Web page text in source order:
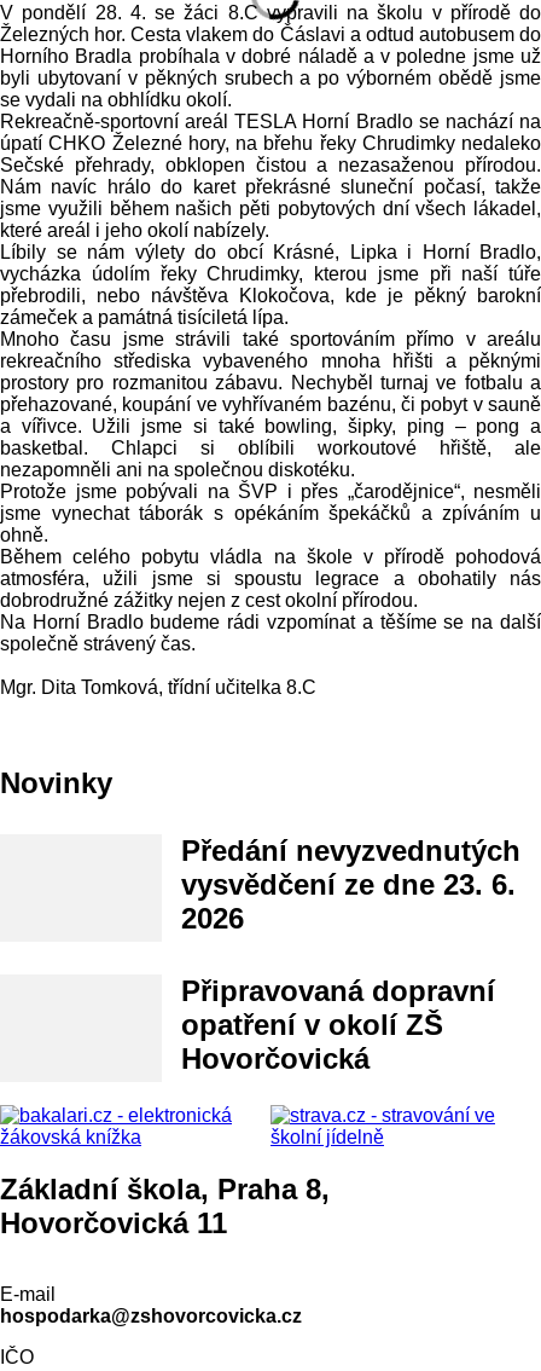
V pondělí 28. 4. se žáci 8.C vypravili na školu v přírodě do
Železných hor. Cesta vlakem do Čáslavi a odtud autobusem do
Horního Bradla probíhala v dobré náladě a v poledne jsme už
byli ubytovaní v pěkných srubech a po výborném obědě jsme
se vydali na obhlídku okolí.
Rekreačně-sportovní areál TESLA Horní Bradlo se nachází na
úpatí CHKO Železné hory, na břehu řeky Chrudimky nedaleko
Sečské přehrady, obklopen čistou a nezasaženou přírodou.
Nám navíc hrálo do karet překrásné sluneční počasí, takže
jsme využili během našich pěti pobytových dní všech lákadel,
které areál i jeho okolí nabízely.
Líbily se nám výlety do obcí Krásné, Lipka i Horní Bradlo,
vycházka údolím řeky Chrudimky, kterou jsme při naší túře
přebrodili, nebo návštěva Klokočova, kde je pěkný barokní
zámeček a památná tisíciletá lípa.
Mnoho času jsme strávili také sportováním přímo v areálu
rekreačního střediska vybaveného mnoha hřišti a pěknými
prostory pro rozmanitou zábavu. Nechyběl turnaj ve fotbalu a
přehazované, koupání ve vyhřívaném bazénu, či pobyt v sauně
a vířivce. Užili jsme si také bowling, šipky, ping – pong a
basketbal. Chlapci si oblíbili workoutové hřiště, ale
nezapomněli ani na společnou diskotéku.
Protože jsme pobývali na ŠVP i přes „čarodějnice“, nesměli
jsme vynechat táborák s opékáním špekáčků a zpíváním u
ohně.
Během celého pobytu vládla na škole v přírodě pohodová
atmosféra, užili jsme si spoustu legrace a obohatily nás
dobrodružné zážitky nejen z cest okolní přírodou.
Na Horní Bradlo budeme rádi vzpomínat a těšíme se na další
společně strávený čas.
Mgr. Dita Tomková, třídní učitelka 8.C
Novinky
Předání nevyzvednutých
vysvědčení ze dne 23. 6.
2026
Připravovaná dopravní
opatření v okolí ZŠ
Hovorčovická
Základní škola, Praha 8,
Hovorčovická 11
E-mail
hospodarka@zshovorcovicka.cz
IČO